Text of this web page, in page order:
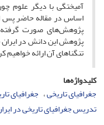
آمیختگی با دیگر علوم
اساس در مقاله حاضر پس
پژوهش‌های صورت
پژوهش این دانش در ایران
تنگناهای آن ارائه خواهیم
کلیدواژه‌ها
جغرافیای تاریخی جغرافیای
تدریس جغرافیای تاریخی در